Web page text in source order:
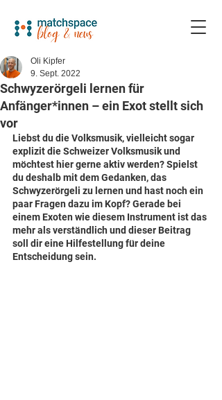
Schwyzerörgeli lernen für
Anfänger*innen – ein Exot stellt sich
vor
Oli Kipfer
9. Sept. 2022
Liebst du die Volksmusik, vielleicht sogar
explizit die Schweizer Volksmusik und
möchtest hier gerne aktiv werden? Spielst
du deshalb mit dem Gedanken, das
Schwyzerörgeli zu lernen und hast noch ein
paar Fragen dazu im Kopf? Gerade bei
einem Exoten wie diesem Instrument ist das
mehr als verständlich und dieser Beitrag
soll dir eine Hilfestellung für deine
Entscheidung sein.